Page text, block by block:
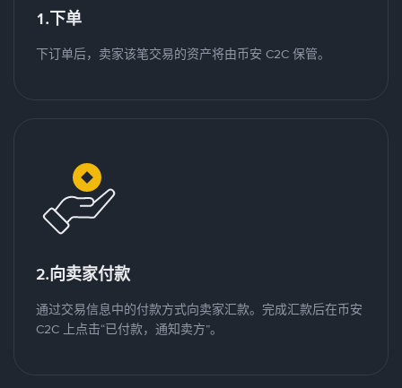
1.下单
下订单后，卖家该笔交易的资产将由币安 C2C 保管。
2.向卖家付款
通过交易信息中的付款方式向卖家汇款。完成汇款后在币安
C2C 上点击“已付款，通知卖方”。